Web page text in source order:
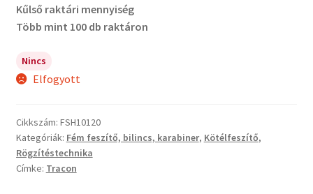
Kűlső raktári mennyiség
Több mint 100 db raktáron
Nincs
Elfogyott
Cikkszám: FSH10120
Kategóriák: Fém feszítő, bilincs, karabiner, Kötélfeszítő,
Rögzítéstechnika
Címke: Tracon